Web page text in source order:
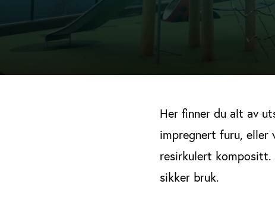
Her finner du alt av
impregnert furu, eller
resirkulert
sikker bruk.